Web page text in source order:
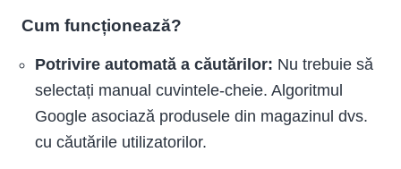
Cum funcționează?
Potrivire automată a căutărilor: Nu trebuie să
selectați manual cuvintele-cheie. Algoritmul
Google asociază produsele din magazinul dvs.
cu căutările utilizatorilor.